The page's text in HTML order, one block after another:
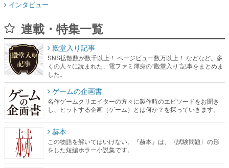
くの人々に読まれた、電ファミ渾身の“殿堂入り”記事をまとめま
した。
ゲームの企画書
名作ゲームクリエイターの方々に製作時のエピソードをお聞き
し、ヒットする企画（ゲーム）とは何か？を探っていきます。
赫本
この物語を解いてはいけない。『赫本』は、〈試験問題〉の形
をした短編ホラー小説集です。
新世代に訊く
これからのデジタルゲーム市場を担う若きクリエイター達の姿
を追い、彼らのルーツと情熱を探っていきます。